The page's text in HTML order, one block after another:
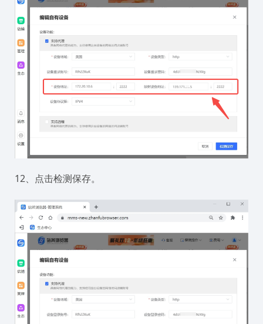
12、点击检测保存。